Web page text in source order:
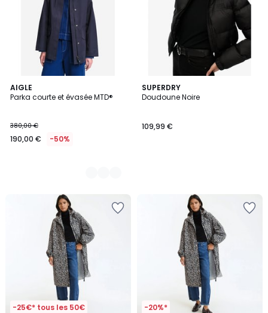
AIGLE
Parka courte et évasée MTD®
380,00 €
190,00 € -50%
4
Couleurs
SUPERDRY
Doudoune Noire
109,99 €
-25€* tous les 50€ -20%*